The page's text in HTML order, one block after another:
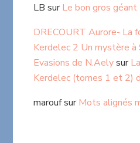
LB surLe bon gros géant
DRECOURT Aurore- La
Kerdelec 2 Un mystère
Evasions de N.Aelysur
Kerdelec (tomes 1 et 2)
maroufsurMots alignés